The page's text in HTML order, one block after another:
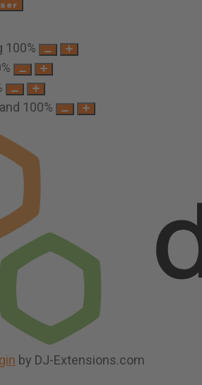
100%
%
100%
by DJ-Extensions.com